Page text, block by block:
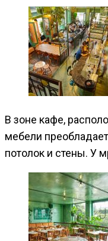
В зоне кафе,
мебели
потолок и стены. У